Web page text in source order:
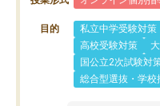
目的 私立中学受験対策
高校受験対策
国公立2次試験対
総合型選抜・学校